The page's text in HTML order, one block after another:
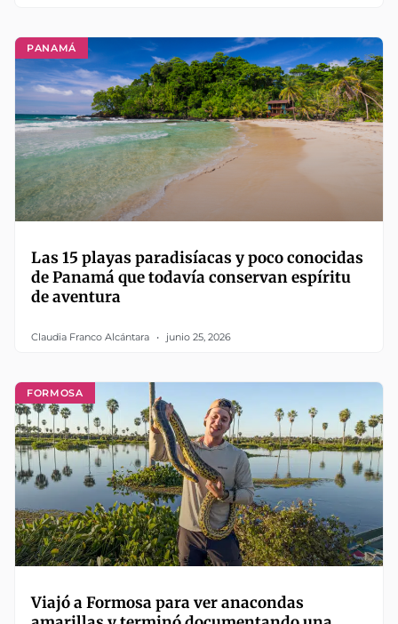
PANAMÁ
Las 15 playas paradisíacas y poco conocidas
de Panamá que todavía conservan espíritu
de aventura
Claudia Franco Alcántara junio 25, 2026
FORMOSA
Viajó a Formosa para ver anacondas